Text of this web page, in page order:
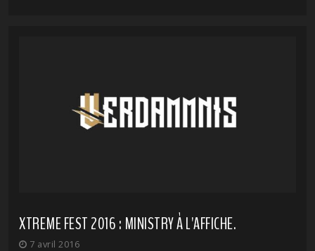
XTREME FEST 2016 : MINISTRY À L'AFFICHE.
7 avril 2016